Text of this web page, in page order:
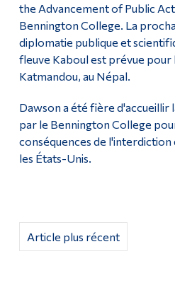
the Advancement of Public
Bennington College. La
diplomatie publique et
fleuve Kaboul est prévue pour
Katmandou, au Népal.
Dawson a été fière
par le Bennington College
conséquences de
les États-Unis.
Article plus récent